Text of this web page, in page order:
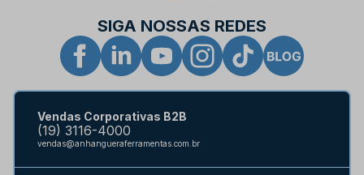
SIGA NOSSAS REDES
Vendas Corporativas B2B
(19) 3116-4000
vendas@anhangueraferramentas.com.br